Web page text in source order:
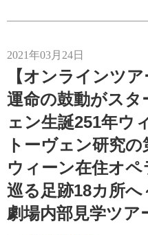
2021年03月24日
【オンラインツ
運命の鼓動がス
ェン生誕251年ウ
トーヴェン研究
ウィーン在住オペ
巡る足跡18カ所
劇場内部見学ツア